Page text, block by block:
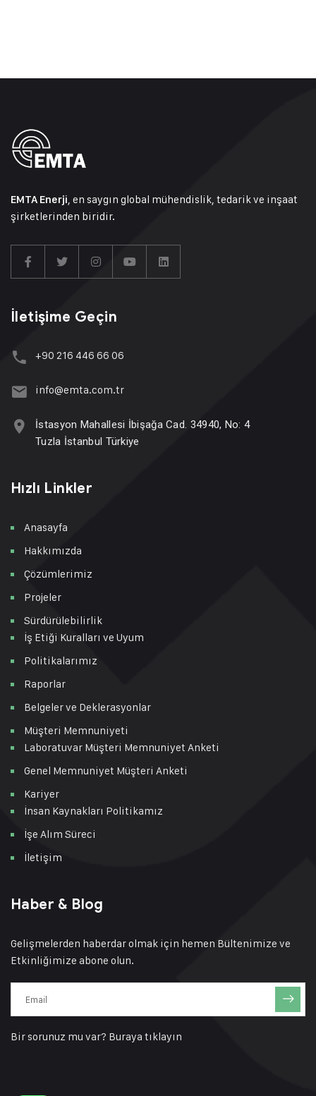
EMTA Enerji , en saygın global mühendislik, tedarik ve inşaat
şirketlerinden biridir.
İletişime Geçin
+90 216 446 66 06
info@emta.com.tr
İstasyon Mahallesi İbişağa Cad. 34940, No: 4
Tuzla İstanbul Türkiye
Hızlı Linkler
Anasayfa
Hakkımızda
Çözümlerimiz
Projeler
Sürdürülebilirlik
İş Etiği Kuralları ve Uyum
Politikalarımız
Raporlar
Belgeler ve Deklerasyonlar
Müşteri Memnuniyeti
Laboratuvar Müşteri Memnuniyet Anketi
Genel Memnuniyet Müşteri Anketi
Kariyer
İnsan Kaynakları Politikamız
İşe Alım Süreci
İletişim
Haber & Blog
Gelişmelerden haberdar olmak için hemen Bültenimize ve
Etkinliğimize abone olun.
Bir sorunuz mu var? Buraya tıklayın